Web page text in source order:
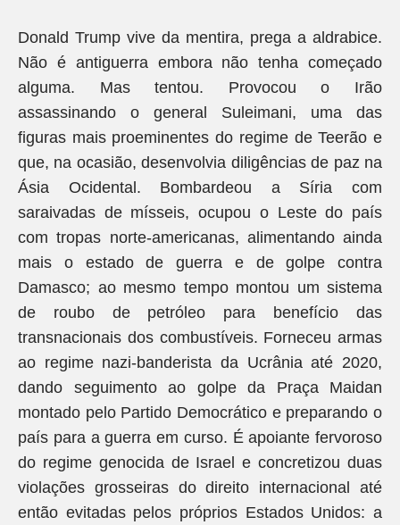
Donald Trump vive da mentira, prega a aldrabice.
Não é antiguerra embora não tenha começado
alguma. Mas tentou. Provocou o Irão
assassinando o general Suleimani, uma das
figuras mais proeminentes do regime de Teerão e
que, na ocasião, desenvolvia diligências de paz na
Ásia Ocidental. Bombardeou a Síria com
saraivadas de mísseis, ocupou o Leste do país
com tropas norte-americanas, alimentando ainda
mais o estado de guerra e de golpe contra
Damasco; ao mesmo tempo montou um sistema
de roubo de petróleo para benefício das
transnacionais dos combustíveis. Forneceu armas
ao regime nazi-banderista da Ucrânia até 2020,
dando seguimento ao golpe da Praça Maidan
montado pelo Partido Democrático e preparando o
país para a guerra em curso. É apoiante fervoroso
do regime genocida de Israel e concretizou duas
violações grosseiras do direito internacional até
então evitadas pelos próprios Estados Unidos: a